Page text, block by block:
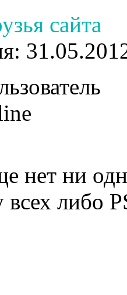
сайта
нет ни
всех либо